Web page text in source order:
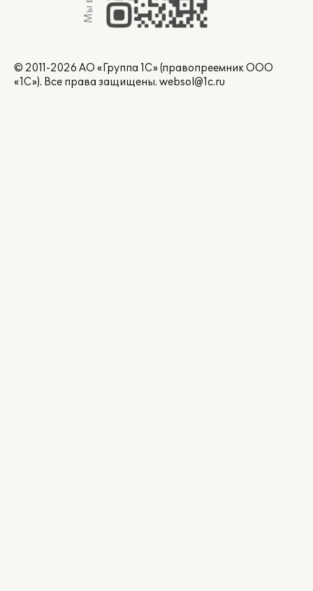
© 2011-2026 АО «Группа 1С» (правопреемник ООО
«1С»). Все права защищены. websol@1c.ru